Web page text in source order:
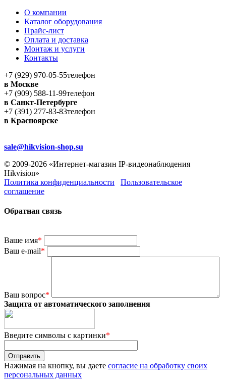
О компании
Каталог оборудования
Прайс-лист
Оплата и доставка
Монтаж и услуги
Контакты
+7 (929) 970-05-55телефон
в Москве
+7 (909) 588-11-99телефон
в Санкт-Петербурге
+7 (391) 277-83-83телефон
в Красноярске
sale@hikvision-shop.su
© 2009-2026 «Интернет-магазин IP-видеонаблюдения
Hikvision»
Политика конфиденциальности
Пользовательское
соглашение
Обратная связь
Ваше имя*
Ваш e-mail*
Ваш вопрос*
Защита от автоматического заполнения
Введите символы с картинки*
Нажимая на кнопку, вы даете согласие на обработку своих
персональных данных